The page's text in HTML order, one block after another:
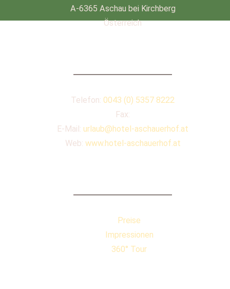
A-6365 Aschau bei Kirchberg
Österreich
Telefon: 0043 (0) 5357 8222
Fax:
E-Mail: urlaub@hotel-aschauerhof.at
Web: www.hotel-aschauerhof.at
Preise
Impressionen
360° Tour